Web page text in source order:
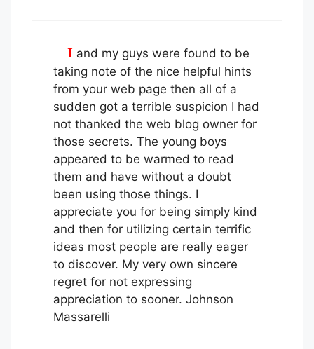
I and my guys were found to be
taking note of the nice helpful hints
from your web page then all of a
sudden got a terrible suspicion I had
not thanked the web blog owner for
those secrets. The young boys
appeared to be warmed to read
them and have without a doubt
been using those things. I
appreciate you for being simply kind
and then for utilizing certain terrific
ideas most people are really eager
to discover. My very own sincere
regret for not expressing
appreciation to sooner. Johnson
Massarelli